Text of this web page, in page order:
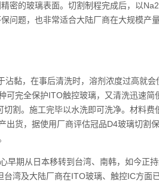
密的玻璃表面。切割制程完成后，以
问题，也非常适合大陆厂商在大规模产
黏，在事后清洗时，溶剂浓度过高就会
完全保护ITO触控玻璃，又清洗迅速简
割。施工完毕以水洗即可洗净。材料费
货，据使用厂商评估冠品D4玻璃切割
期从日本移转到台湾、南韩，如今正持
湾及大陆厂商在ITO玻璃、触控IC方面